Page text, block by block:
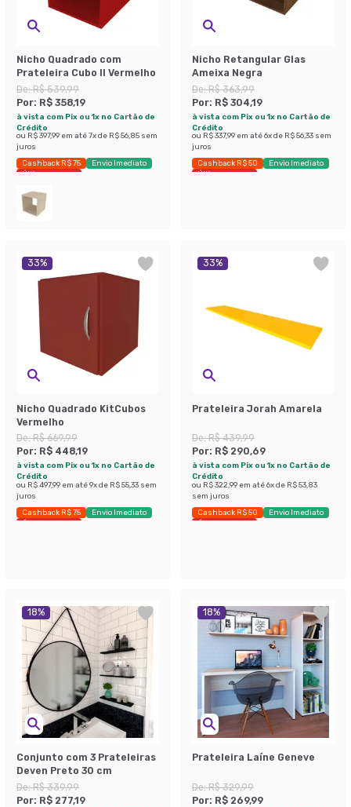
Nicho Quadrado com
Prateleira Cubo II Vermelho
De:R$ 539,99
Por: R$ 358,19
à vista com Pix ou 1x no Cartão de
Crédito
ou R$ 397,99 em até7x de R$ 56,85 sem
juros
Cashback R$ 75
Envio Imediato
Últimas peças
Nicho Retangular Glas
Ameixa Negra
De:R$ 363,99
Por: R$ 304,19
à vista com Pix ou 1x no Cartão de
Crédito
ou R$ 337,99 em até6x de R$ 56,33 sem
juros
Cashback R$ 50
Envio Imediato
Últimas peças
33%
Nicho Quadrado KitCubos
Vermelho
De:R$ 669,99
Por: R$ 448,19
à vista com Pix ou 1x no Cartão de
Crédito
ou R$ 497,99 em até9x de R$ 55,33 sem
juros
Cashback R$ 75
Envio Imediato
Últimas peças
33%
Prateleira Jorah Amarela
De:R$ 439,99
Por: R$ 290,69
à vista com Pix ou 1x no Cartão de
Crédito
ou R$ 322,99 em até6x de R$ 53,83
sem juros
Cashback R$ 50
Envio Imediato
Últimas peças
18%
Conjunto com 3 Prateleiras
Deven Preto 30 cm
De:R$ 339,99
Por: R$ 277,19
18%
Prateleira Laíne Geneve
De:R$ 329,99
Por: R$ 269,99